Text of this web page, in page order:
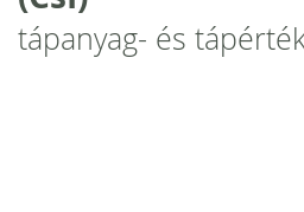
tápanyag- és